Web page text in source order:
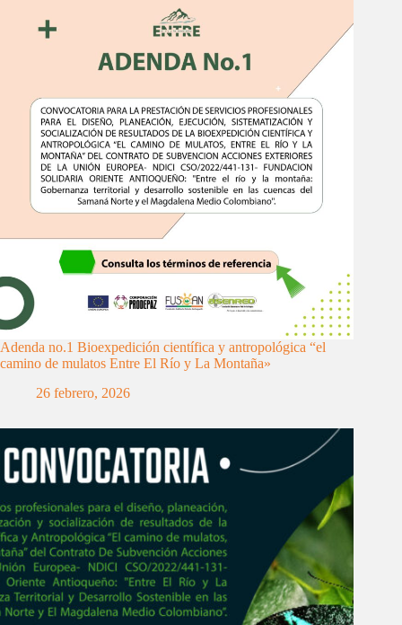
Adenda no.1 Bioexpedición científica y antropológica “el
camino de mulatos Entre El Río y La Montaña»
26 febrero, 2026